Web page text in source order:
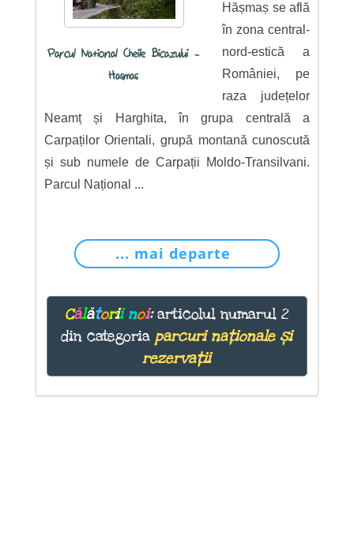
Parcul National Cheile Bicazului -
Hasmas
Hășmaș se află
în zona central-
nord-estică a
României, pe
raza județelor
Neamț și Harghita, în grupa centrală a
Carpaților Orientali, grupă montană cunoscută
și sub numele de Carpații Moldo-Transilvani.
Parcul Național ...
... mai departe
Călătorii noi:articolul numarul 2
din categoriaparcuri naționale și
rezervații